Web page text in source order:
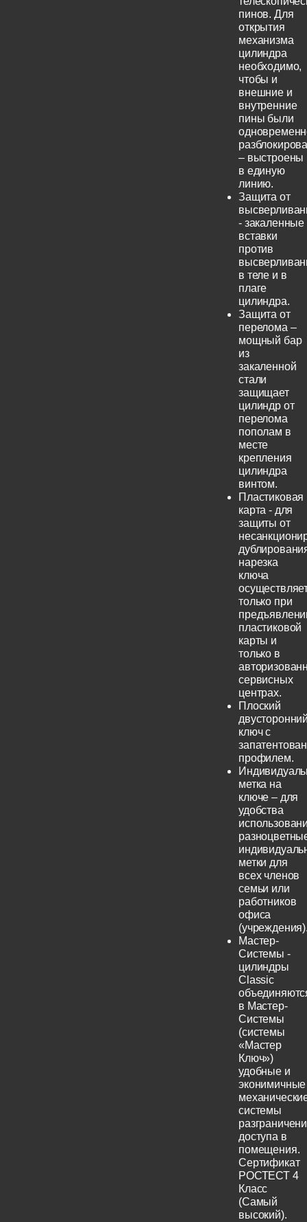
пинов. Для
открытия
механизма
цилиндра
необходимо,
чтобы и
внешние и
внутренние
пины были
– выстроены
в единую
линию.
Защита от
- закаленные
вставки
против
в теле и в
плаге
цилиндра.
Защита от
перелома –
мощный бар
из
закаленной
стали
защищает
цилиндр от
перелома
пополам в
месте
крепления
цилиндра
винтом.
Пластиковая
карта - для
защиты от
нарезка
ключа
только при
пластиковой
карты и
только в
сервисных
центрах.
Плоский
ключ с
профилем.
метка на
ключе – для
удобства
метки для
всех членов
семьи или
работников
офиса
Мастер-
Системы -
цилиндры
Classic
в Мастер-
Системы
(системы
«Мастер
Ключ»)
удобные и
эконимичные
системы
доступа в
помещения.
Сертификат
РОСТЕСТ 4
Класс
(Самый
высокий).